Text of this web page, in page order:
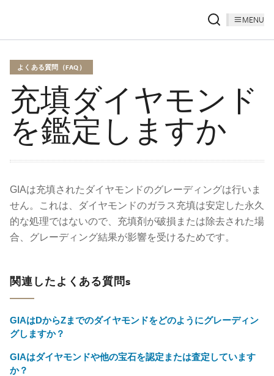
MENU
よくある質問（FAQ）
充填ダイヤモンド
を鑑定しますか
GIAは充填されたダイヤモンドのグレーディングは行いま
せん。これは、ダイヤモンドのガラス充填は安定した永久
的な処理ではないので、充填剤が破損または除去された場
合、グレーディング結果が影響を受けるためです。
関連したよくある質問s
GIAはDからZまでのダイヤモンドをどのようにグレーディン
グしますか？
GIAはダイヤモンドや他の宝石を認定または査定しています
か？